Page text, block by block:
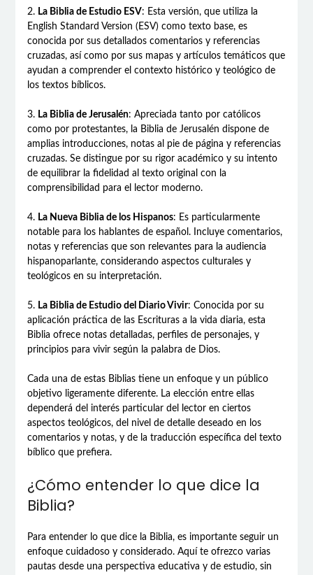
2. La Biblia de Estudio ESV: Esta versión, que utiliza la
English Standard Version ( ESV) como texto base, es
conocida por sus detallados comentarios y referencias
cruzadas, así como por sus mapas y artículos temáticos que
ayudan a comprender el contexto histórico y teológico de
los textos bíblicos.
3. La Biblia de Jerusalén: Apreciada tanto por católicos
como por protestantes, la Biblia de Jerusalén dispone de
amplias introducciones, notas al pie de página y referencias
cruzadas. Se distingue por su rigor académico y su intento
de equilibrar la fidelidad al texto original con la
comprensibilidad para el lector moderno.
4. La Nueva Biblia de los Hispanos: Es particularmente
notable para los hablantes de español. Incluye comentarios,
notas y referencias que son relevantes para la audiencia
hispanoparlante, considerando aspectos culturales y
teológicos en su interpretación.
5. La Biblia de Estudio del Diario Vivir: Conocida por su
aplicación práctica de las Escrituras a la vida diaria, esta
Biblia ofrece notas detalladas, perfiles de personajes, y
principios para vivir según la palabra de Dios.
Cada una de estas Biblias tiene un enfoque y un público
objetivo ligeramente diferente. La elección entre ellas
dependerá del interés particular del lector en ciertos
aspectos teológicos, del nivel de detalle deseado en los
comentarios y notas, y de la traducción específica del texto
bíblico que prefiera.
¿Cómo entender lo que dice la
Biblia?
Para entender lo que dice la Biblia, es importante seguir un
enfoque cuidadoso y considerado. Aquí te ofrezco varias
pautas desde una perspectiva educativa y de estudio, sin